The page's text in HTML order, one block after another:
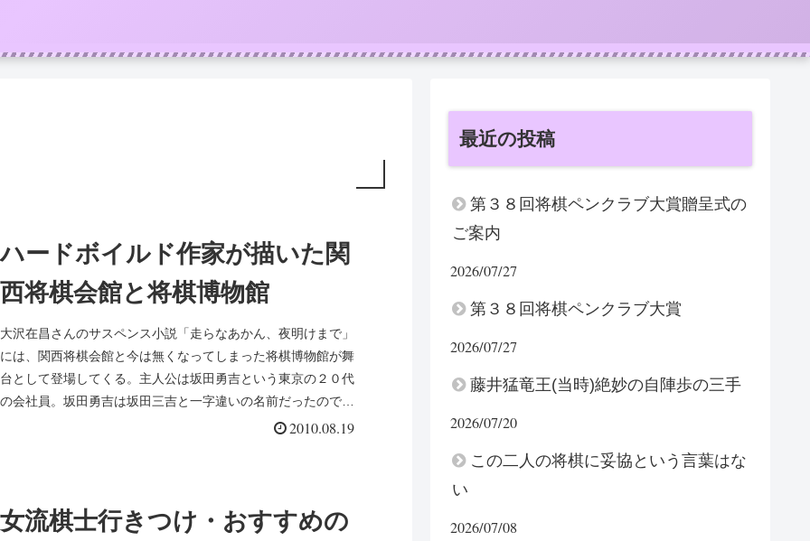
ハードボイルド作家が描いた関
西将棋会館と将棋博物館
大沢在昌さんのサスペンス小説「走らなあかん、夜明けまで」
には、関西将棋会館と今は無くなってしまった将棋博物館が舞
台として登場してくる。主人公は坂田勇吉という東京の２０代
の会社員。坂田勇吉は坂田三吉と一字違いの名前だったので、
2010.08.19
女流棋士行きつけ・おすすめの
最近の投稿
第３８回将棋ペンクラブ大賞贈呈式の
ご案内
2026/07/27
第３８回将棋ペンクラブ大賞
2026/07/27
藤井猛竜王(当時)絶妙の自陣歩の三手
2026/07/20
この二人の将棋に妥協という言葉はな
い
2026/07/08